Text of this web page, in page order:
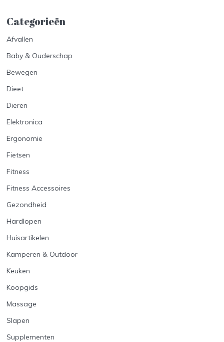
Categorieën
Afvallen
Baby & Ouderschap
Bewegen
Dieet
Dieren
Elektronica
Ergonomie
Fietsen
Fitness
Fitness Accessoires
Gezondheid
Hardlopen
Huisartikelen
Kamperen & Outdoor
Keuken
Koopgids
Massage
Slapen
Supplementen